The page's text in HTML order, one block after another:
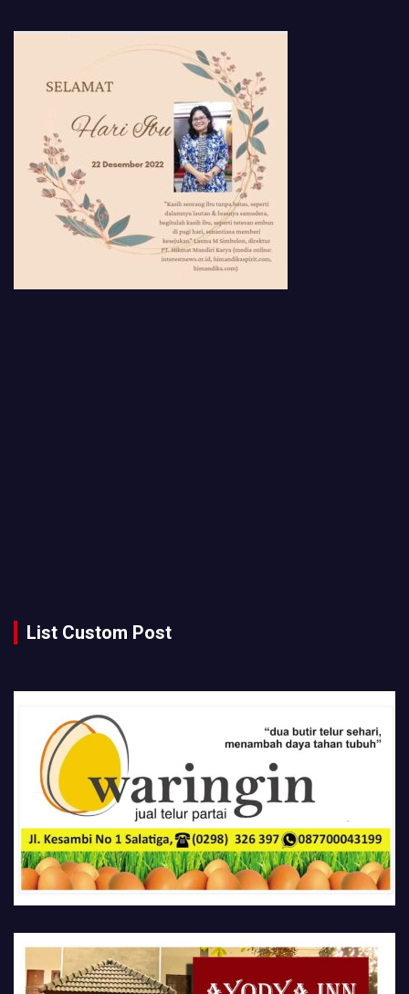
List Custom Post